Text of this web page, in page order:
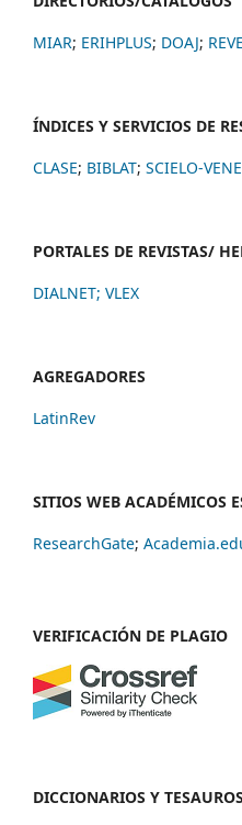
MIAR; ERIHPLUS; DOAJ;
ÍNDICES Y SERVICIOS DE
CLASE; BIBLAT; SCIELO-
PORTALES DE REVISTAS/
DIALNET; VLEX
AGREGADORES
LatinRev
SITIOS WEB ACADÉMICOS
ResearchGate;
VERIFICACIÓN DE PLAGIO
DICCIONARIOS Y TESAUROS